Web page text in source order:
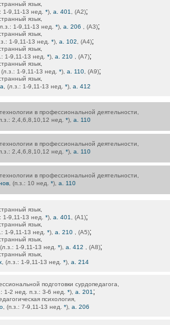
язык,
1-9,11-13 нед. *), а. 401 , (А2);
язык,
1-9,11-13 нед. *), а. 206 , (А3);
язык,
1-9,11-13 нед. *), а. 102 , (А4);
язык,
1-9,11-13 нед. *), а. 210 , (А7);
язык,
, (л.з.: 1-9,11-13 нед. *), а. 110 , (А9);
язык,
, (л.з.: 1-9,11-13 нед. *), а. 412
в профессиональной деятельности,
2,4,6,8,10,12 нед. *), а. 110
в профессиональной деятельности,
2,4,6,8,10,12 нед. *), а. 110
в профессиональной деятельности,
, (п.з.: 10 нед. *), а. 110
язык,
1-9,11-13 нед. *), а. 401 , (А1);
язык,
1-9,11-13 нед. *), а. 210 , (А5);
язык,
, (л.з.: 1-9,11-13 нед. *), а. 412 , (А8);
язык,
, (л.з.: 1-9,11-13 нед. *), а. 214
подготовки сурдопедагога,
1-2 нед. п.з.: 3-6 нед. *), а. 201 ;
психология,
, (п.з.: 7-9,11-13 нед. *), а. 206